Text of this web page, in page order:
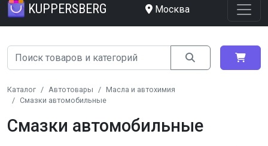
KUPPERSBERG Москва
Каталог Автотовары
Масла и автохимия
Смазки автомобильные
Смазки автомобильные